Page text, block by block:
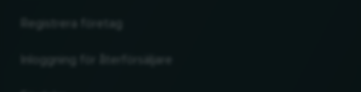
Inloggning för återförsäljare